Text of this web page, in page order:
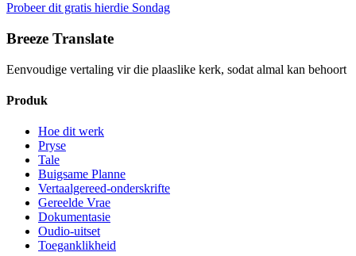
Probeer dit gratis hierdie Sondag
Breeze Translate
Eenvoudige vertaling vir die plaaslike kerk, sodat almal kan behoort
Produk
Hoe dit werk
Pryse
Tale
Buigsame Planne
Vertaalgereed-onderskrifte
Gereelde Vrae
Dokumentasie
Oudio-uitset
Toeganklikheid